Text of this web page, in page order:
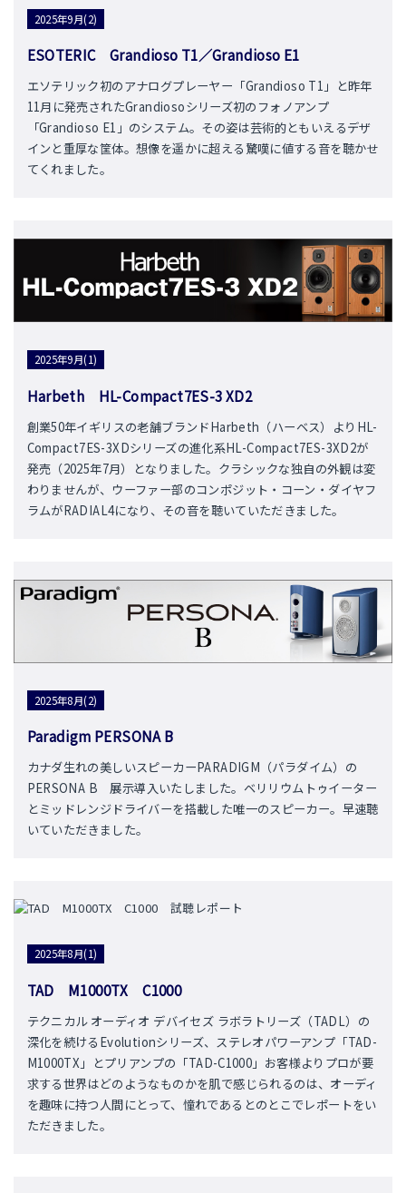
2025年9月(2)
ESOTERIC Grandioso T1／Grandioso E1
エソテリック初のアナログプレーヤー「Grandioso T1」と昨年
11月に発売されたGrandiosoシリーズ初のフォノアンプ
「Grandioso E1」のシステム。その姿は芸術的ともいえるデザ
インと重厚な筐体。想像を遥かに超える驚嘆に値する音を聴かせ
てくれました。
2025年9月(1)
Harbeth HL-Compact7ES-3 XD2
創業50年イギリスの老舗ブランドHarbeth（ハーベス）よりHL-
Compact7ES-3XDシリーズの進化系HL-Compact7ES-3XD2が
発売（2025年7月）となりました。クラシックな独自の外観は変
わりませんが、ウーファー部のコンポジット・コーン・ダイヤフ
ラムがRADIAL4になり、その音を聴いていただきました。
2025年8月(2)
Paradigm PERSONA B
カナダ生れの美しいスピーカーPARADIGM（パラダイム）の
PERSONA B 展示導入いたしました。ベリリウムトゥイーター
とミッドレンジドライバーを搭載した唯一のスピーカー。早速聴
いていただきました。
2025年8月(1)
TAD M1000TX C1000
テクニカル オーディオ デバイセズ ラボラトリーズ（TADL）の
深化を続けるEvolutionシリーズ、ステレオパワーアンプ「TAD-
M1000TX」とプリアンプの「TAD-C1000」お客様よりプロが要
求する世界はどのようなものかを肌で感じられるのは、オーディ
を趣味に持つ人間にとって、憧れであるとのとこでレポートをい
ただきました。